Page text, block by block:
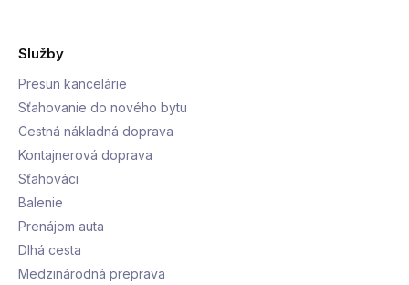
Služby
Presun kancelárie
Sťahovanie do nového bytu
Cestná nákladná doprava
Kontajnerová doprava
Sťahováci
Balenie
Prenájom auta
Dlhá cesta
Medzinárodná preprava